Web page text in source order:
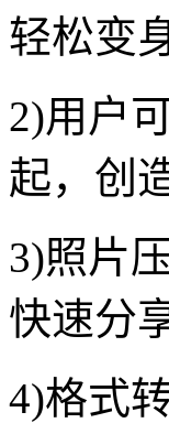
轻松变
2)用户
起，创
3)照片
快速分
4)格式